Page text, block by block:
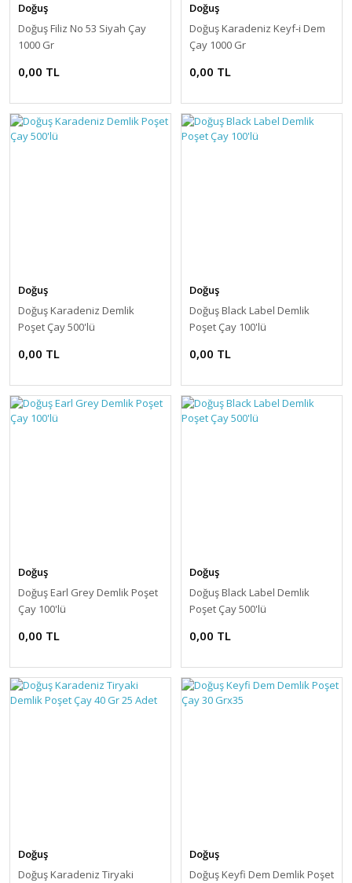
Doğuş
Doğuş Filiz No 53 Siyah Çay
1000 Gr
0,00 TL
Doğuş
Doğuş Karadeniz Keyf-i Dem
Çay 1000 Gr
0,00 TL
Doğuş
Doğuş Karadeniz Demlik
Poşet Çay 500'lü
0,00 TL
Doğuş
Doğuş Black Label Demlik
Poşet Çay 100'lü
0,00 TL
Doğuş
Doğuş Earl Grey Demlik Poşet
Çay 100'lü
0,00 TL
Doğuş
Doğuş Black Label Demlik
Poşet Çay 500'lü
0,00 TL
Doğuş
Doğuş Karadeniz Tiryaki
Doğuş
Doğuş Keyfi Dem Demlik Poşet